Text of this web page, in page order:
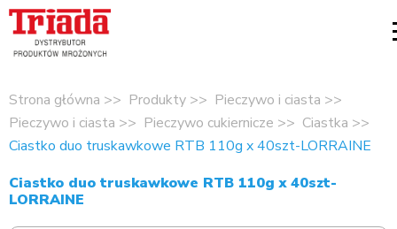
Strona główna Produkty
Pieczywo i ciasta
Pieczywo i ciasta
Pieczywo cukiernicze
Ciastka
Ciastko duo truskawkowe RTB 110g x 40szt-LORRAINE
Ciastko duo truskawkowe RTB 110g x 40szt-
LORRAINE